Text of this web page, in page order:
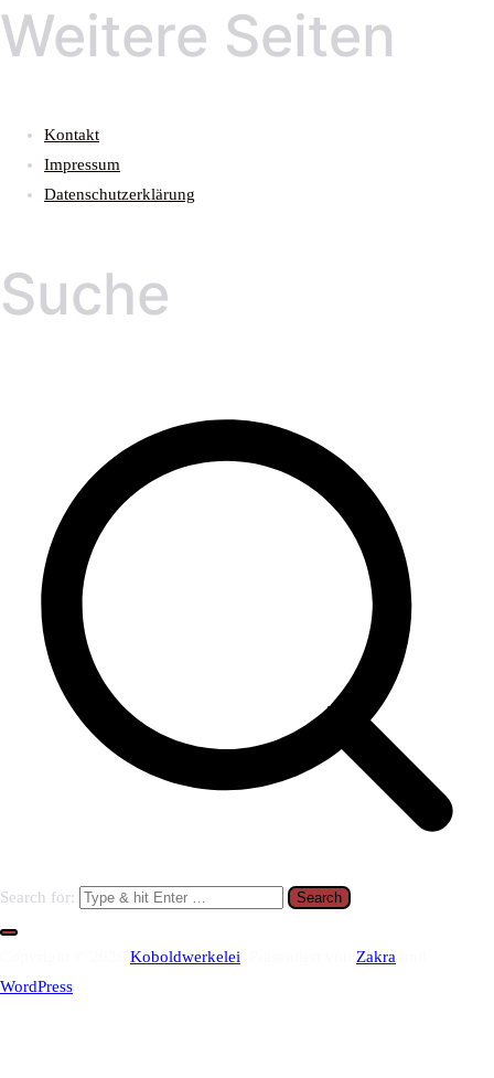
Weitere Seiten
Kontakt
Impressum
Datenschutzerklärung
Suche
Search for:
Koboldwerkelei Zakra
WordPress